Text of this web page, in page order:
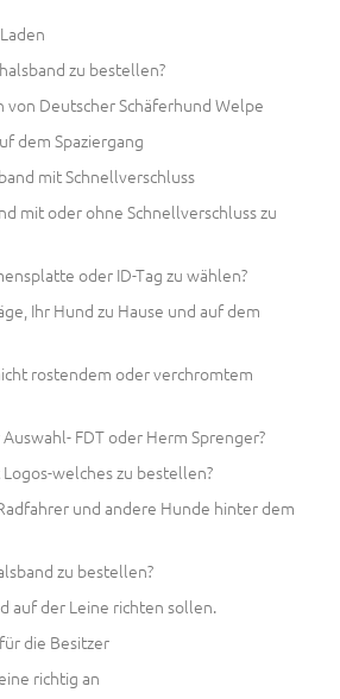
zu bestellen?
von Deutscher Schäferhund Welpe
dem Spaziergang
mit Schnellverschluss
mit oder ohne Schnellverschluss zu
oder ID-Tag zu wählen?
Ihr Hund zu Hause und auf dem
rostendem oder verchromtem
FDT oder Herm Sprenger?
welches zu bestellen?
und andere Hunde hinter dem
zu bestellen?
auf der Leine richten sollen.
die Besitzer
richtig an